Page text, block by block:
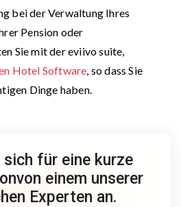
bei der Verwaltung Ihres
Pension oder
Sie mit der eviivo suite,
Hotel Software, so dass Sie
Dinge haben.
sich für eine kurze
von einem unserer
Experten an.